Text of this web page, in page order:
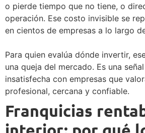
o pierde tiempo que no tiene, o
operación. Ese costo invisible se
en cientos de empresas a lo largo
Para quien evalúa dónde invertir,
una queja del mercado. Es una
insatisfecha con empresas que
profesional, cercana y confiable.
Franquicias